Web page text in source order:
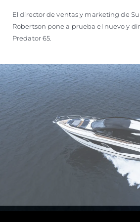
El director de ventas y marketing de
Robertson pone a prueba el nuevo y
Predator 65.